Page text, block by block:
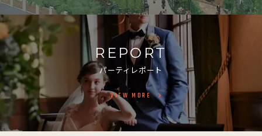
REPORT
パーティレポート
VIEW MORE